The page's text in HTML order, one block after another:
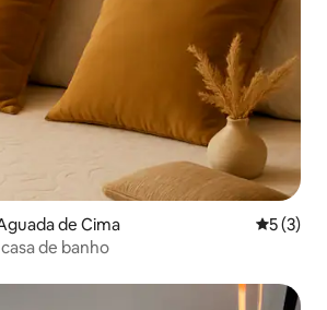
de Cima 5 de
5 (3)
de banho